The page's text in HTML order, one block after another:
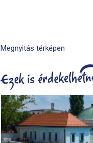
Megnyitás térképen